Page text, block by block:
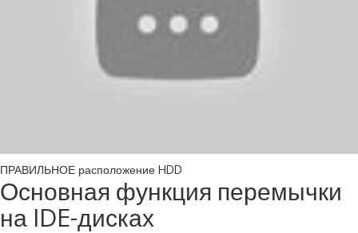
ПРАВИЛЬНОЕ расположение HDD
Основная функция перемычки
на IDE-дисках